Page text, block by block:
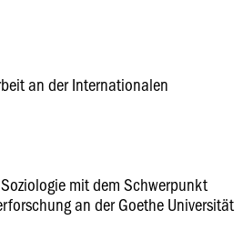
an der Internationalen
mit dem Schwerpunkt
an der Goethe Universität